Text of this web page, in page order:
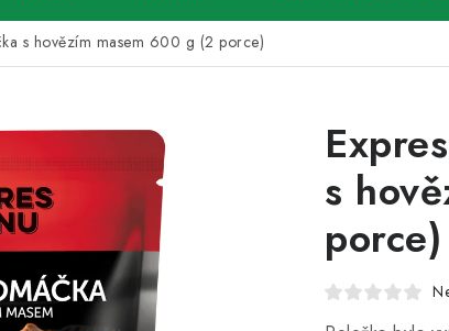
s hovězím masem 600 g (2 porce)
s
porce)